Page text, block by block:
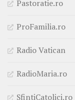
Pastoratie.ro
ProFamilia.ro
Radio Vatican
RadioMaria.ro
SfintiCatolici.ro